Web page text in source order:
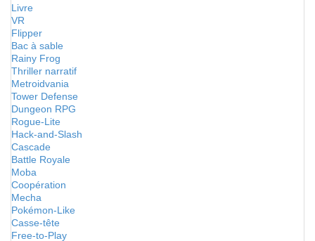
Livre
VR
Flipper
Bac à sable
Rainy Frog
Thriller narratif
Metroidvania
Tower Defense
Dungeon RPG
Rogue-Lite
Hack-and-Slash
Cascade
Battle Royale
Moba
Coopération
Mecha
Pokémon-Like
Casse-tête
Free-to-Play